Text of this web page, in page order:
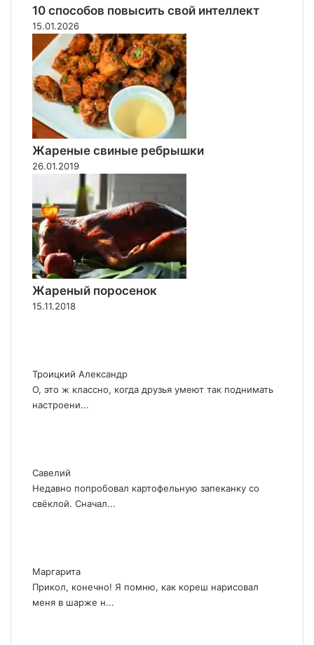
10 способов повысить свой интеллект
15.01.2026
Жареные свиные ребрышки
26.01.2019
Жареный поросенок
15.11.2018
Троицкий Александр
О, это ж классно, когда друзья умеют так поднимать
настроени...
Савелий
Недавно попробовал картофельную запеканку со
свёклой. Сначал...
Маргарита
Прикол, конечно! Я помню, как кореш нарисовал
меня в шарже н...